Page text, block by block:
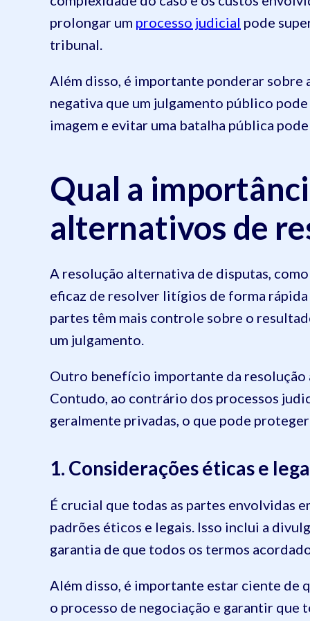
prolongar um processo judicial pode
tribunal.
Além disso, é importante ponderar sobre
negativa que um julgamento público
imagem e evitar uma batalha pública
Qual a
alternativos de
A resolução alternativa de disputas,
eficaz de resolver litígios de forma rápida
partes têm mais controle sobre o
um julgamento.
Outro benefício importante da
Contudo, ao contrário dos processos
geralmente privadas, o que pode
1. Considerações éticas e
É crucial que todas as partes envolvidas
padrões éticos e legais. Isso inclui a
garantia de que todos os termos
Além disso, é importante estar ciente de
o processo de negociação e garantir que